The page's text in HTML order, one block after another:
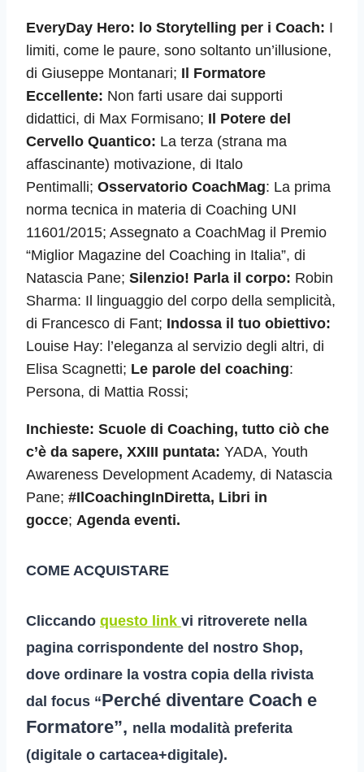
EveryDay Hero: lo Storytelling per i Coach: I
limiti, come le paure, sono soltanto un’illusione,
di Giuseppe Montanari; Il Formatore
Eccellente: Non farti usare dai supporti
didattici, di Max Formisano; Il Potere del
Cervello Quantico: La terza (strana ma
affascinante) motivazione, di Italo
Pentimalli; Osservatorio CoachMag: La prima
norma tecnica in materia di Coaching UNI
11601/2015; Assegnato a CoachMag il Premio
“Miglior Magazine del Coaching in Italia”, di
Natascia Pane; Silenzio! Parla il corpo: Robin
Sharma: Il linguaggio del corpo della semplicità,
di Francesco di Fant; Indossa il tuo obiettivo:
Louise Hay: l’eleganza al servizio degli altri, di
Elisa Scagnetti; Le parole del coaching:
Persona, di Mattia Rossi;
Inchieste: Scuole di Coaching, tutto ciò che
c’è da sapere, XXIII puntata: YADA, Youth
Awareness Development Academy, di Natascia
Pane; #IlCoachingInDiretta, Libri in
gocce; Agenda eventi.
COME ACQUISTARE
Cliccando questo link vi ritroverete nella
pagina corrispondente del nostro Shop,
dove ordinare la vostra copia della rivista
dal focus “Perché diventare Coach e
Formatore”, nella modalità preferita
(digitale o cartacea+digitale).